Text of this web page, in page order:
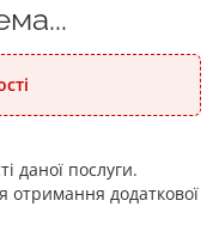
даної послуги.
отримання додаткової